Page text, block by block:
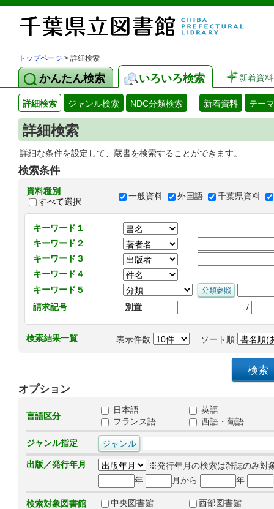
トップページ > 詳細検索
かんたん検索 いろいろ検索 新着資料
詳細検索 ジャンル検索 NDC分類検索 新着資料 テー
詳細検索
詳細な条件を設定して、蔵書を検索することができます。
検索条件
資料種別
すべて選択
一般資料 外国語 千葉県資料
キーワード１
キーワード２
キーワード３
キーワード４
キーワード５
請求記号
別置 /
検索結果一覧 表示件数 ソート順
オプション
言語区分
日本語
英語
フランス語
西語・葡語
ジャンル指定
出版／発行年月
※発行年月の検索は雑誌のみ対
年
月から 年
検索対象図書館 中央図書館 西部図書館